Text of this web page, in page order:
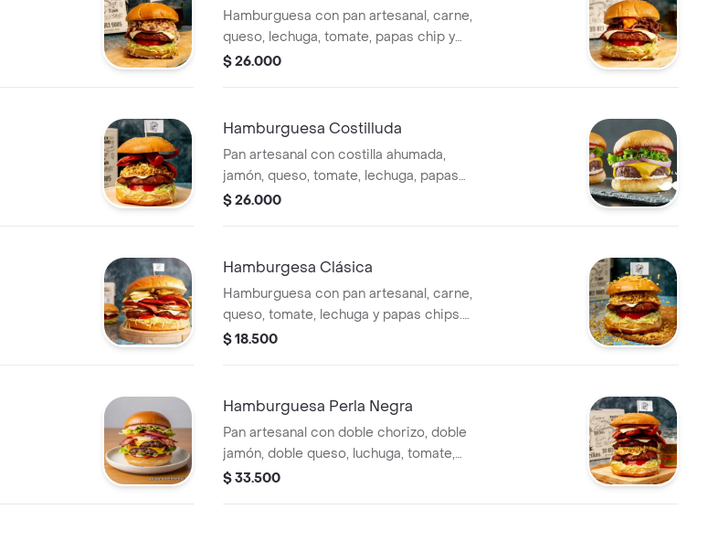
Hamburguesa con pan artesanal, carne,
queso, lechuga, tomate, papas chip y
salsa. Proteína a elegir.
$ 26.000
Hamburguesa Costilluda
Pan artesanal con costilla ahumada,
jamón, queso, tomate, lechuga, papas
chips salsa y proteina a elegir.
$ 26.000
Hamburgesa Clásica
Hamburguesa con pan artesanal, carne,
queso, tomate, lechuga y papas chips.
Incluye salsa y opción de proteína a
$ 18.500
Hamburguesa Perla Negra
Pan artesanal con doble chorizo, doble
jamón, doble queso, luchuga, tomate,
$ 33.500